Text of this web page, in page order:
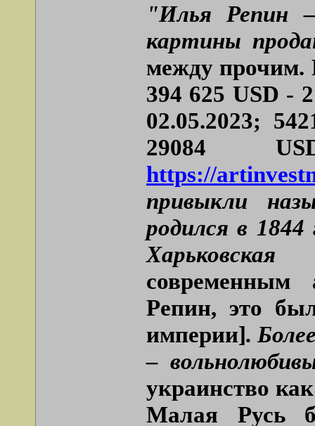
"Илья Репин
картины
между
394 625 USD -
02.05.2023;
29084
https://
привыкли
родился в
современным
Репин, это
империи].
–
украинство
Малая Русь